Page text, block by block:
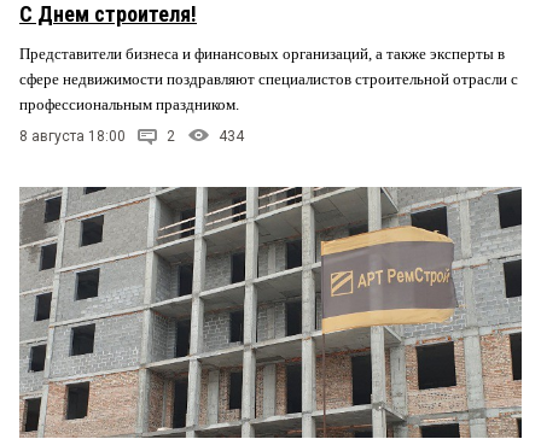
С Днем строителя!
Представители бизнеса и финансовых организаций, а также эксперты в
сфере недвижимости поздравляют специалистов строительной отрасли с
профессиональным праздником.
8 августа 18:00 2 434